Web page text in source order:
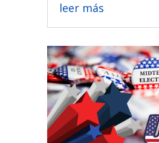
leer más